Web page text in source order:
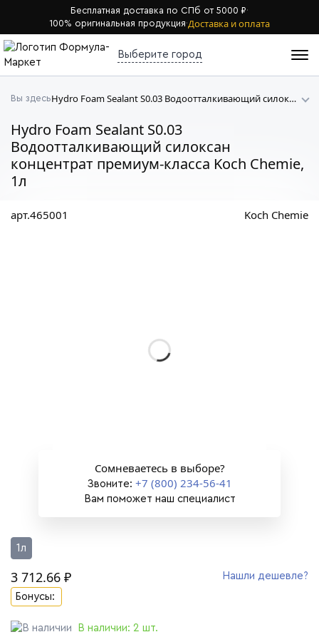
Бесплатная доставка по СПб от 5000 ₽·
100% оригинальная продукция·Доставка и оплата
Выберите город
Вы здесь Hydro Foam Sealant S0.03 Водоотталкивающий силоксан концентрат премиум-класса Koch Chemie
Hydro Foam Sealant S0.03
Водоотталкивающий силоксан
концентрат премиум-класса Koch Chemie,
1л
арт.465001 Koch Chemie
Сомневаетесь в выборе?
Звоните: +7 (800) 234-56-41
Вам поможет наш специалист
1л
3 712.66 ₽
Нашли дешевле?
Бонусы:
В наличии: 2 шт.